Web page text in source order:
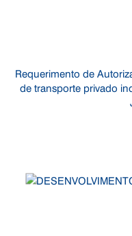
Requerimento de
de transporte privado